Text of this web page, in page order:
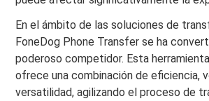
En el ámbito de las soluciones de
FoneDog Phone Transfer se ha
poderoso competidor. Esta
ofrece una combinación de eficiencia,
versatilidad, agilizando el proceso de